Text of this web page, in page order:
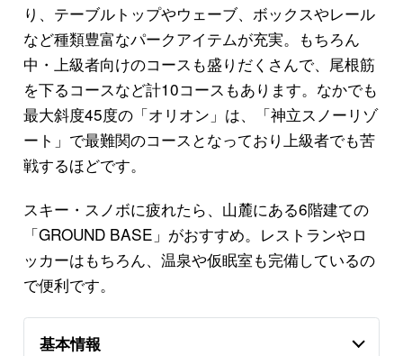
り、テーブルトップやウェーブ、ボックスやレール
など種類豊富なパークアイテムが充実。もちろん
中・上級者向けのコースも盛りだくさんで、尾根筋
を下るコースなど計10コースもあります。なかでも
最大斜度45度の「オリオン」は、「神立スノーリゾ
ート」で最難関のコースとなっており上級者でも苦
戦するほどです。
スキー・スノボに疲れたら、山麓にある6階建ての
「GROUND BASE」がおすすめ。レストランやロ
ッカーはもちろん、温泉や仮眠室も完備しているの
で便利です。
基本情報